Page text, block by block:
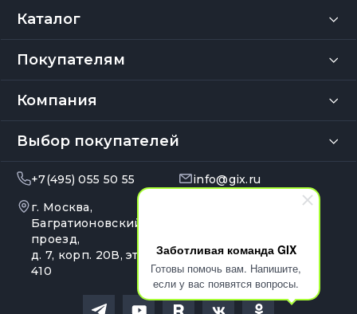
Заботливая команда GIX
Готовы помочь вам. Напишите,
если у вас появятся вопросы.
Каталог
Покупателям
Компания
Выбор покупателей
+7(495) 055 50 55
info@gix.ru
г. Москва,
Багратионовский
проезд,
д. 7, корп. 20В, эт. 4, оф.
410